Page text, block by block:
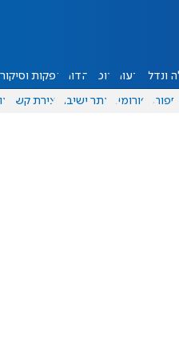
ונדל"ן דעות אוכל יהדות הפקות
ספורט פורומים אתר ישיבה יצירת קשר